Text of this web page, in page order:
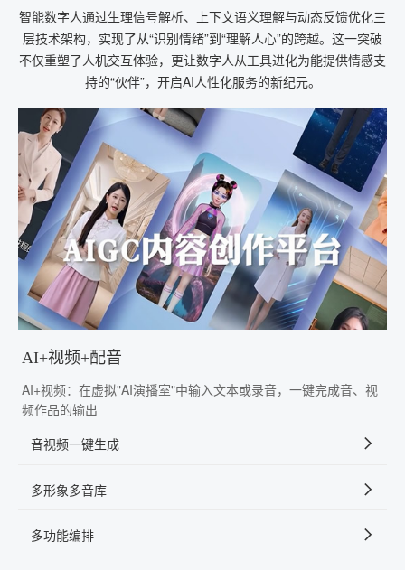
智能数字人通过生理信号解析、上下文语义理解与动态反馈优化三
层技术架构，实现了从“识别情绪”到“理解人心”的跨越。这一突破
不仅重塑了人机交互体验，更让数字人从工具进化为能提供情感支
持的“伙伴”，开启AI人性化服务的新纪元。
AI+视频+配音
AI+视频：在虚拟"AI演播室"中输入文本或录音，一键完成音、视
频作品的输出
音视频一键生成
多形象多音库
多功能编排